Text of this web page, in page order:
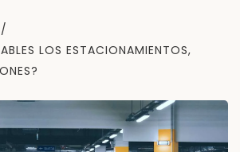
/
LOS ESTACIONAMIENTOS,